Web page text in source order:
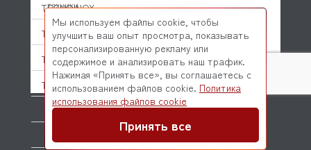
TECNOINOX
TEFCOLD
THERMOPLAN
TOLON
TRIBECA
TRUE
© 2026 Kitchen-Service.com Интернет-магазин запчастей
и оборудования профессиональной кухни
Мы используем файлы cookie, чтобы
улучшить ваш опыт просмотра, показывать
персонализированную рекламу или
содержимое и анализировать наш трафик.
Нажимая «Принять все», вы соглашаетесь с
использованием файлов cookie. Политика
использования файлов cookie
Принять все